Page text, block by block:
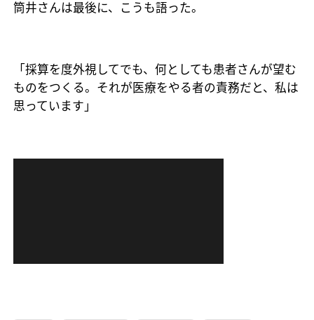
筒井さんは最後に、こうも語った。
「採算を度外視してでも、何としても患者さんが望む
ものをつくる。それが医療をやる者の責務だと、私は
思っています」